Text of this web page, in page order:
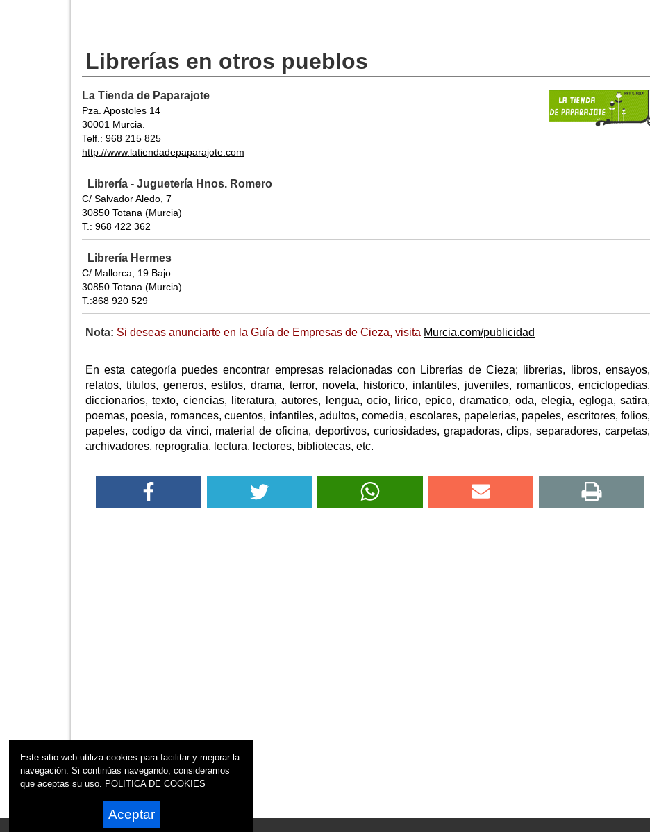
Librerías en otros pueblos
La Tienda de Paparajote
Pza. Apostoles 14
30001 Murcia.
Telf.: 968 215 825
http://www.latiendadepaparajote.com
Librería - Juguetería Hnos. Romero
C/ Salvador Aledo, 7
30850 Totana (Murcia)
T.: 968 422 362
Librería Hermes
C/ Mallorca, 19 Bajo
30850 Totana (Murcia)
T.:868 920 529
Nota: Si deseas anunciarte en la Guía de Empresas de Cieza, visita Murcia.com/publicidad
En esta categoría puedes encontrar empresas relacionadas con Librerías de Cieza; librerias, libros, ensayos,
relatos, titulos, generos, estilos, drama, terror, novela, historico, infantiles, juveniles, romanticos, enciclopedias,
diccionarios, texto, ciencias, literatura, autores, lengua, ocio, lirico, epico, dramatico, oda, elegia, egloga, satira,
poemas, poesia, romances, cuentos, infantiles, adultos, comedia, escolares, papelerias, papeles, escritores, folios,
papeles, codigo da vinci, material de oficina, deportivos, curiosidades, grapadoras, clips, separadores, carpetas,
archivadores, reprografia, lectura, lectores, bibliotecas, etc.
Este sitio web utiliza cookies para facilitar y mejorar la
navegación. Si continúas navegando, consideramos
que aceptas su uso. POLITICA DE COOKIES
Aceptar